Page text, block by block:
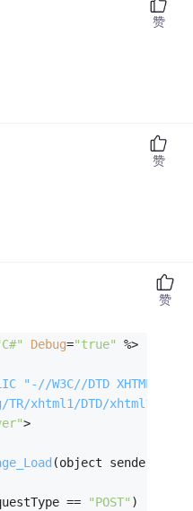
赞
赞
Debug="true" %>
"-//W3C//DTD XHTML
TR/xhtml1/DTD/xhtml1-
>
(object sender,
== "POST" )
赞